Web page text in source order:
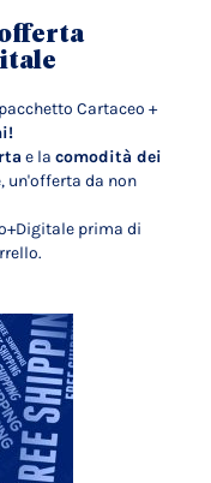
Cartaceo +
e la comodità dei
un'offerta da non
prima di